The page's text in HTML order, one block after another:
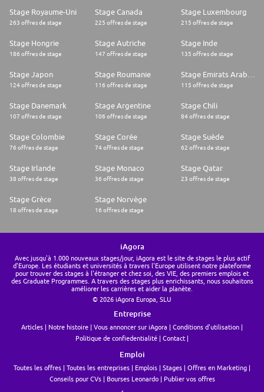
Stage Royaume-Uni
263 offres de stage
Stage Canada
225 offres de stage
Stage Luxembourg
215 offres de stage
Stage Hongrie
186 offres de stage
Stage Autriche
147 offres de stage
Stage Inde
135 offres de stage
Stage Japon
124 offres de stage
Stage Roumanie
116 offres de stage 115 offres de stage
Stage Danemark
107 offres de stage
Stage Argentine
106 offres de stage
Stage Chili
84 offres de stage
Stage Colombie
76 offres de stage
Stage Corée
74 offres de stage
Stage Suède
62 offres de stage
Stage Irlande
38 offres de stage
Stage Monaco
36 offres de stage
Stage Qatar
23 offres de stage
Stage Grèce
18 offres de stage
Stage Norvège
16 offres de stage
iAgora
Avec jusqu'à 1.000 nouveaux stages/jour, iAgora est le site de stages le plus actif
d'Europe. Les étudiants et universités à travers l'Europe utilisent notre plateforme
pour trouver des stages à l'étranger et chez soi, des VIE, des premiers emplois et
des Graduate Programmes. A travers des stages plus enrichissants, nous souhaitons
améliorer les carrières et aider la planète.
© 2026 iAgora Europa, SLU
Entreprise
Articles Notre histoire Vous annoncer sur iAgora
Conditions d'utilisation
Politique de confiedentialité
Contact
Emploi
Toutes les offres Toutes les entreprises Emplois Stages
Offres en Marketing
Conseils pour CVs
Bourses Leonardo Publier vos offres